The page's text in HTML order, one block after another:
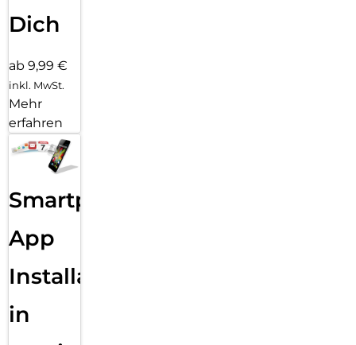
Dich
ab 9,99 €
inkl. MwSt.
Mehr
erfahren
Smartphone
App
Installation
in